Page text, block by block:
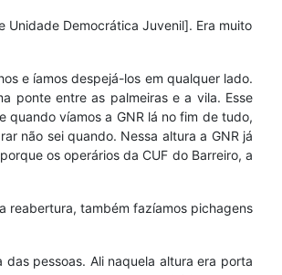
Unidade Democrática Juvenil]. Era muito
e íamos despejá-los em qualquer lado.
ponte entre as palmeiras e a vila. Esse
víamos a GNR lá no fim de tudo,
não sei quando. Nessa altura a GNR já
os operários da CUF do Barreiro, a
reabertura, também fazíamos pichagens
pessoas. Ali naquela altura era porta